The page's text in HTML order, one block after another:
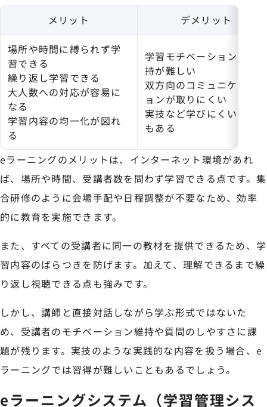
メリット デメリット
場所や時間に縛られず学
習できる
繰り返し学習できる
大人数への対応が容易に
なる
学習内容の均一化が図れ
る
学習モチベーションの維
持が難しい
双方向のコミュニケーシ
ョンが取りにくい
実技など学びにくい内容
もある
eラーニングのメリットは、インターネット環境があれ
ば、場所や時間、受講者数を問わず学習できる点です。集
合研修のように会場手配や日程調整が不要なため、効率
的に教育を実施できます。
また、すべての受講者に同一の教材を提供できるため、学
習内容のばらつきを防げます。加えて、理解できるまで繰
り返し視聴できる点も強みです。
しかし、講師と直接対話しながら学ぶ形式ではないた
め、受講者のモチベーション維持や質問のしやすさに課
題が残ります。実技のような実践的な内容を扱う場合、e
ラーニングでは習得が難しいこともあるでしょう。
eラーニングシステム（学習管理シス